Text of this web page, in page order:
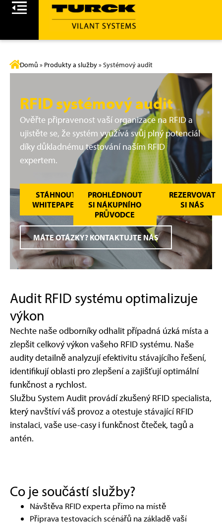
Domů » Produkty a služby»Systémový audit
RFID systémový audit
Ověřte připravenost vaší organizace na RFID a
ujistěte se, že systém využívá svůj plný potenciál
díky důkladnému testování naším RFID
expertem.
STÁHNOUT
WHITEPAPER
PROHLÉDNOUT
SI NÁKUPNÍHO
PRŮVODCE
REZERVOVAT
SI NÁS
MÁTE OTÁZKY? KONTAKTUJTE NÁS
Audit RFID systému optimalizuje
výkon
Nechte naše odborníky odhalit případná úzká místa a
zlepšit celkový výkon vašeho RFID systému. Naše
audity detailně analyzují efektivitu stávajícího řešení,
identifikují oblasti pro zlepšení a zajišťují optimální
funkčnost a rychlost.
Službu System Audit provádí zkušený RFID specialista,
který navštíví váš provoz a otestuje stávající RFID
instalaci, vaše use-casy i funkčnost čteček, tagů a
antén.
Co je součástí služby?
Návštěva RFID experta přímo na místě
Příprava testovacích scénářů na základě vaší